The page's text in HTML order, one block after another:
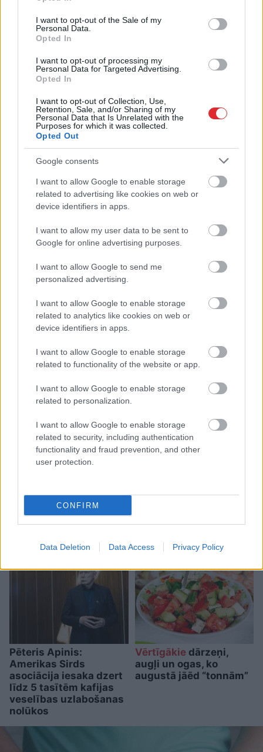
use your data for below specified purposes in below Google
consent section.
I want to opt-out of the Sale of my
Personal Data.
Opted In
I want to opt-out of processing my
Personal Data for Targeted Advertising.
Opted In
I want to opt-out of Collection, Use,
Retention, Sale, and/or Sharing of my
Personal Data that Is Unrelated with the
Purposes for which it was collected.
Opted Out
Google consents
I want to allow Google to enable storage
related to advertising like cookies on web or
device identifiers in apps.
I want to allow my user data to be sent to
Google for online advertising purposes.
I want to allow Google to send me
personalized advertising.
I want to allow Google to enable storage
related to analytics like cookies on web or
device identifiers in apps.
I want to allow Google to enable storage
related to functionality of the website or app.
I want to allow Google to enable storage
related to personalization.
I want to allow Google to enable storage
related to security, including authentication
functionality and fraud prevention, and other
user protection.
CONFIRM
Data Deletion Data Access Privacy Policy
mentālās veselības
profilaksei
veselība – klusais
risks, par kuru
1 no 10
Karstums ir ideāls
baktērijām: produkti,
kuri siltumā kļūst
bīstami jau pēc dažām
stundām
Pēteris Apinis: Covid–
19 strīdi Kapitolija kalnā
Rinkēvičs pieprasa
steidzami rast naudu vēža
un diabēta pacientiem
Pēteris Apinis:
Amerikas Sirds
asociācija iesaka dzert
līdz 5 tasītēm kafijas
veselības uzlabošanas
nolūkos
Vērtīgākiedārzeņi,
augļi un ogas, ko
augustā jāēd “tonnām”
Atcelt Ziņot